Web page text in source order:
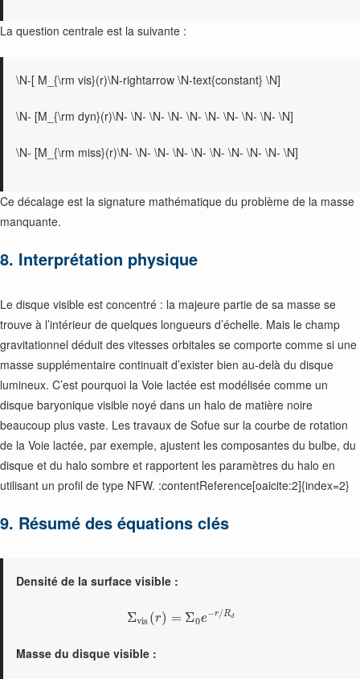
La question centrale est la suivante :
\N-[ M_{\rm vis}(r)\N-rightarrow \N-text{constant} \N]
\N- [M_{\rm dyn}(r)\N- \N- \N- \N- \N- \N- \N- \N- \N- \N]
\N- [M_{\rm miss}(r)\N- \N- \N- \N- \N- \N- \N- \N- \N- \N]
Ce décalage est la signature mathématique du problème de la masse
manquante.
8. Interprétation physique
Le disque visible est concentré : la majeure partie de sa masse se
trouve à l’intérieur de quelques longueurs d’échelle. Mais le champ
gravitationnel déduit des vitesses orbitales se comporte comme si une
masse supplémentaire continuait d’exister bien au-delà du disque
lumineux. C’est pourquoi la Voie lactée est modélisée comme un
disque baryonique visible noyé dans un halo de matière noire
beaucoup plus vaste. Les travaux de Sofue sur la courbe de rotation
de la Voie lactée, par exemple, ajustent les composantes du bulbe, du
disque et du halo sombre et rapportent les paramètres du halo en
utilisant un profil de type NFW. :contentReference[oaicite:2]{index=2}
9. Résumé des équations clés
Densité de la surface visible :
Σvis (r) = Σ0e−r/Rd
Masse du disque visible :